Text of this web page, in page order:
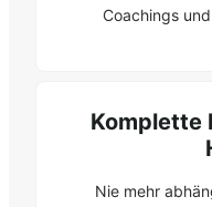
Coachings
Komplette
Nie mehr